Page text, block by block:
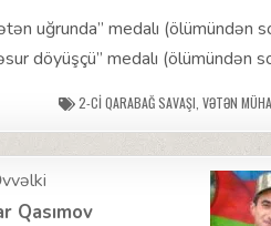
uğrunda” medalı (ölümündən
döyüşçü” medalı (ölümündən
2-CI QARABAĞ SAVAŞI VƏTƏN
Qasımov